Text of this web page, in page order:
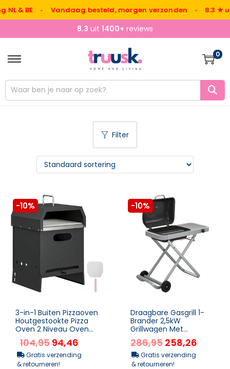
BE • Vandaag besteld, morgen verzonden • 8.3 ★ uit
8.3 uit 1400+ reviews
0
Filter
-10%
3-in-1 Buiten Pizzaoven
Houtgestookte Pizza
Oven 2 Niveau Oven
Met Pizzasteen
Handvatten Pizzaschep
104,95 94,46
Gratis verzending
& retourneren!
-10%
Draagbare Gasgrill 1-
Brander 2,5kW
Grillwagen Met
Opvouwbare Rolwagen
Grillrooster Zijtafel
Deksel T...
286,95258,26
Gratis verzending
& retourneren!